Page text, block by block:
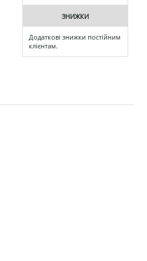
ЗНИЖКИ
Додаткові знижки постійним
клієнтам.